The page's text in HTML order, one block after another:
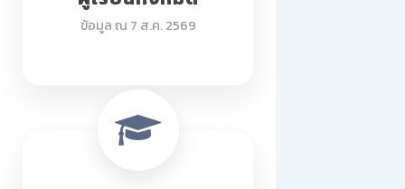
ข้อมูล ณ 7 ส.ค. 2569